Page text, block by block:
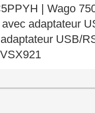
| Wago
adaptateur
USB/